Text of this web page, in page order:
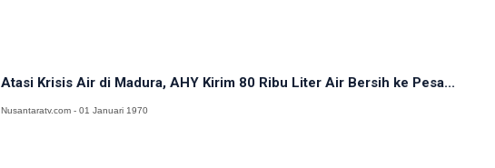
Atasi Krisis Air di Madura, AHY Kirim 80 Ribu Liter Air Bersih ke Pesa...
Nusantaratv.com - 01 Januari 1970